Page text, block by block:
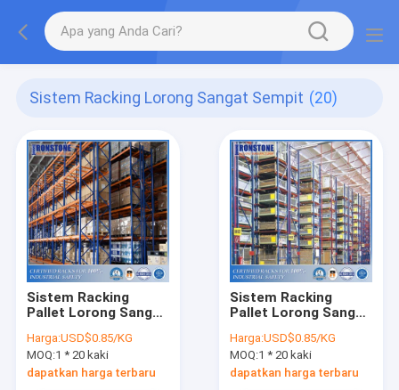
Sistem Racking Lorong Sangat Sempit (20)
Sistem Racking
Pallet Lorong Sangat
Biaya untuk
Menghemat Ruang
Harga:USD$0.85/KG
MOQ:1 * 20 kaki
dapatkan harga terbaru
Sistem Racking
Pallet Lorong Sangat
Penyimpanan Gudang
Harga:USD$0.85/KG
MOQ:1 * 20 kaki
dapatkan harga terbaru